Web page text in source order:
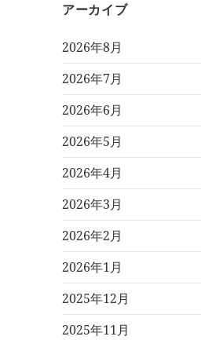
アーカイブ
2026年8月
2026年7月
2026年6月
2026年5月
2026年4月
2026年3月
2026年2月
2026年1月
2025年12月
2025年11月